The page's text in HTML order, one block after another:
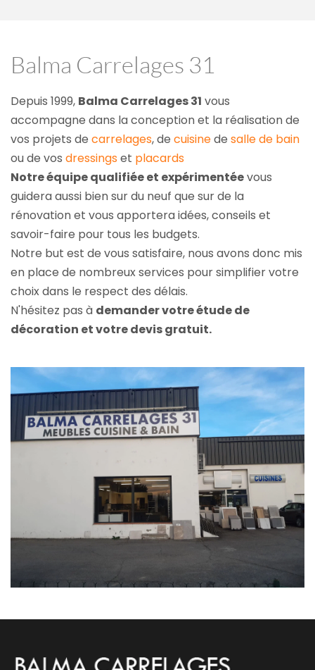
Balma Carrelages 31
Depuis 1999, Balma Carrelages 31 vous
accompagne dans la conception et la réalisation de
vos projets de carrelages, de cuisine de salle de bain
ou de vos dressings et placards
Notre équipe qualifiée et expérimentée vous
guidera aussi bien sur du neuf que sur de la
rénovation et vous apportera idées, conseils et
savoir-faire pour tous les budgets.
Notre but est de vous satisfaire, nous avons donc mis
en place de nombreux services pour simplifier votre
choix dans le respect des délais.
N'hésitez pas à demander votre étude de
décoration et votre devis gratuit.